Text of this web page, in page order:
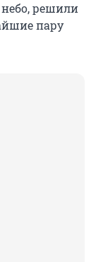
решили
пару